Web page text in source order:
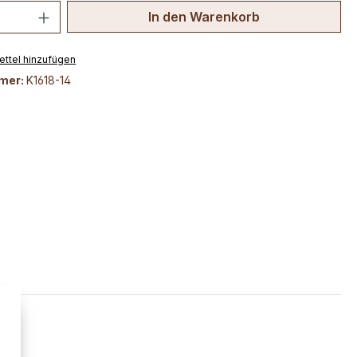
Anzahl: Gib den gewünschten Wert
In den Warenkorb
hinzufügen
K1618-14